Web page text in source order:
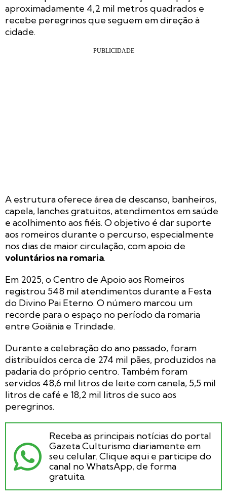
aproximadamente 4,2 mil metros quadrados e
recebe peregrinos que seguem em direção à
cidade.
A estrutura oferece área de descanso, banheiros,
capela, lanches gratuitos, atendimentos em saúde
e acolhimento aos fiéis. O objetivo é dar suporte
aos romeiros durante o percurso, especialmente
nos dias de maior circulação, com apoio de
voluntários na romaria.
Em 2025, o Centro de Apoio aos Romeiros
registrou 548 mil atendimentos durante a Festa
do Divino Pai Eterno. O número marcou um
recorde para o espaço no período da romaria
entre Goiânia e Trindade.
Durante a celebração do ano passado, foram
distribuídos cerca de 274 mil pães, produzidos na
padaria do próprio centro. Também foram
servidos 48,6 mil litros de leite com canela, 5,5 mil
litros de café e 18,2 mil litros de suco aos
peregrinos.
Receba as principais notícias do portal
Gazeta Culturismo diariamente em
seu celular. Clique aqui e participe do
canal no WhatsApp, de forma
gratuita.